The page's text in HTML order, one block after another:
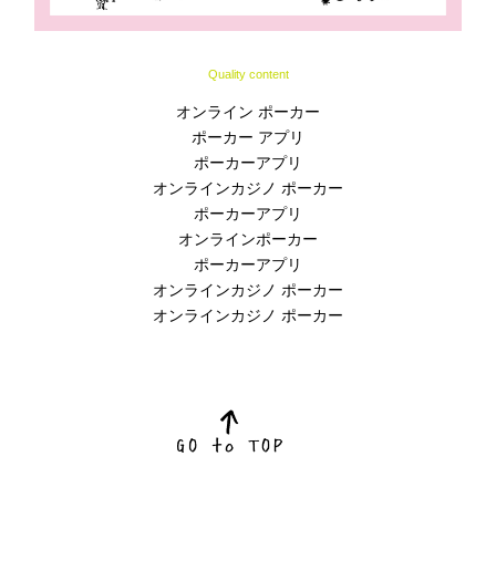
Quality content
オンライン ポーカー
ポーカー アプリ
ポーカーアプリ
オンラインカジノ ポーカー
ポーカーアプリ
オンラインポーカー
ポーカーアプリ
オンラインカジノ ポーカー
オンラインカジノ ポーカー